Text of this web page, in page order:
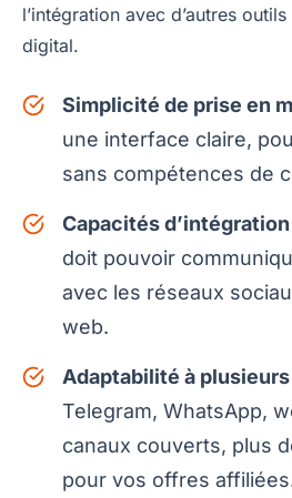
l’intégration avec d’autres
digital.
Simplicité de prise en
une interface claire,
sans compétences de
Capacités d’intégration
doit pouvoir
avec les réseaux
web.
Adaptabilité à
Telegram, WhatsApp,
canaux couverts, plus
pour vos offres